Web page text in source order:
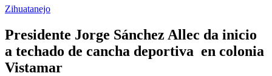
Zihuatanejo
Presidente Jorge Sánchez Allec da inicio
a techado de cancha deportiva en colonia
Vistamar